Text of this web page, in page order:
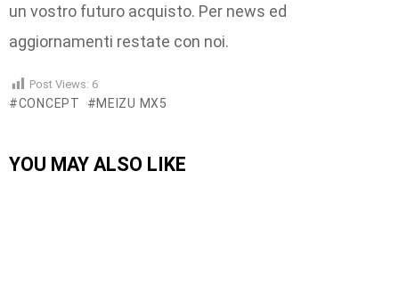
un vostro futuro acquisto. Per news ed
aggiornamenti restate con noi.
Post Views: 6
CONCEPT MEIZU MX5
YOU MAY ALSO LIKE